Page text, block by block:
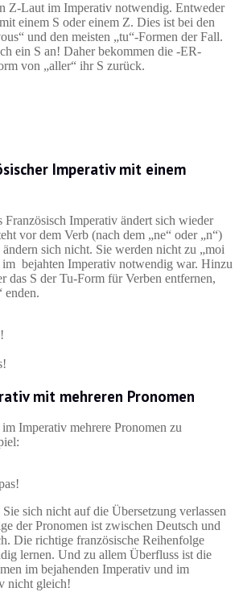
Z-Laut im Imperativ notwendig. Entweder
einem S oder einem Z. Dies ist bei den
und den meisten „tu“-Formen der Fall.
ein S an! Daher bekommen die -ER-
von „aller“ ihr S zurück.
Imperativ mit einem
Imperativ ändert sich wieder
vor dem Verb (nach dem „ne“ oder „n“)
ändern sich nicht. Sie werden nicht zu „moi
im bejahten Imperativ notwendig war. Hinzu
das S der Tu-Form für Verben entfernen,
enden.
mit mehreren Pronomen
Imperativ mehrere Pronomen zu
sich nicht auf die Übersetzung verlassen
der Pronomen ist zwischen Deutsch und
Die richtige französische Reihenfolge
lernen. Und zu allem Überfluss ist die
im bejahenden Imperativ und im
nicht gleich!